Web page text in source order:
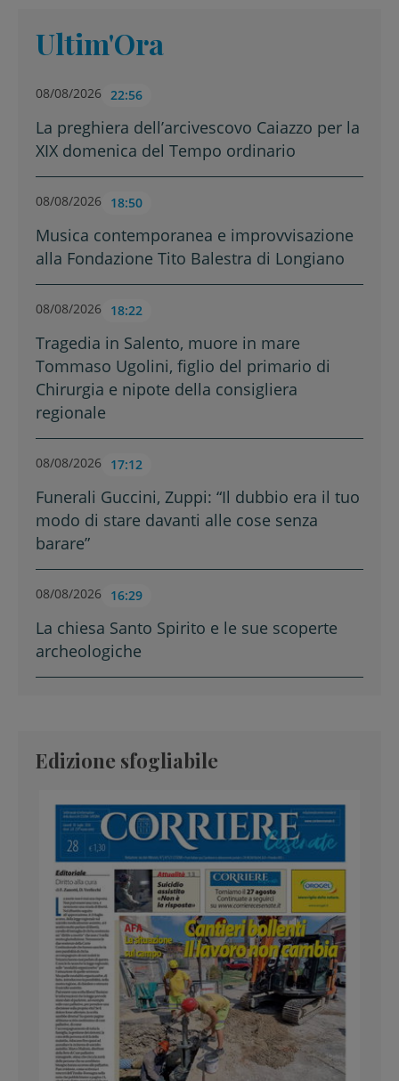
Ultim'Ora
08/08/2026 22:56
La preghiera dell’arcivescovo Caiazzo per la
XIX domenica del Tempo ordinario
08/08/2026 18:50
Musica contemporanea e improvvisazione
alla Fondazione Tito Balestra di Longiano
08/08/2026 18:22
Tragedia in Salento, muore in mare
Tommaso Ugolini, figlio del primario di
Chirurgia e nipote della consigliera
regionale
08/08/2026 17:12
Funerali Guccini, Zuppi: “Il dubbio era il tuo
modo di stare davanti alle cose senza
barare”
08/08/2026 16:29
La chiesa Santo Spirito e le sue scoperte
archeologiche
Edizione sfogliabile